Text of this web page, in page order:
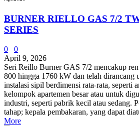
BURNER RIELLO GAS 7/2
SERIES
0
0
April 9, 2026
Seri Reillo Burner GAS 7/2 mencakup
800 hingga 1760 kW dan telah dirancang
instalasi sipil berdimensi rata-rata, seperti
kelompok apartemen besar atau untuk
industri, seperti pabrik kecil atau sedang.
tahap; kepala pembakaran, yang dapat
More